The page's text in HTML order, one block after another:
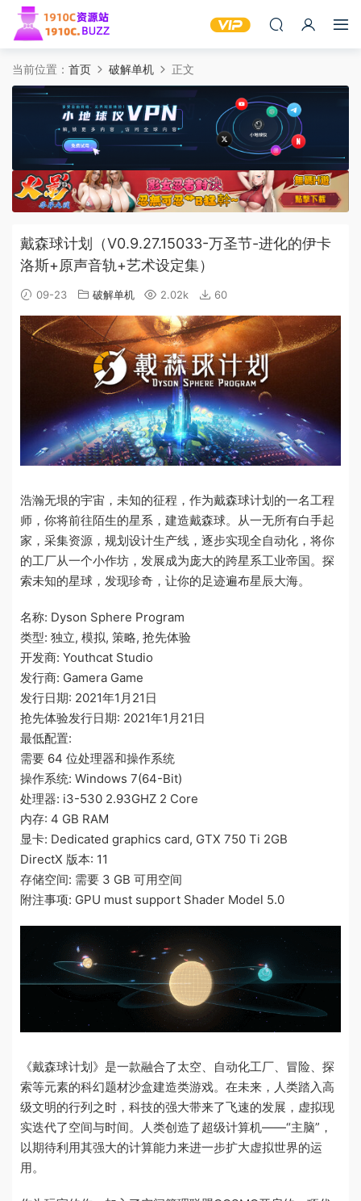
当前位置： 首页 破解单机 正文
戴森球计划（V0.9.27.15033-万圣节-进化的伊卡
洛斯+原声音轨+艺术设定集）
09-23 破解单机 2.02k 60
浩瀚无垠的宇宙，未知的征程，作为戴森球计划的一名工程
师，你将前往陌生的星系，建造戴森球。从一无所有白手起
家，采集资源，规划设计生产线，逐步实现全自动化，将你
的工厂从一个小作坊，发展成为庞大的跨星系工业帝国。探
索未知的星球，发现珍奇，让你的足迹遍布星辰大海。
名称: Dyson Sphere Program
类型: 独立, 模拟, 策略, 抢先体验
开发商: Youthcat Studio
发行商: Gamera Game
发行日期: 2021年1月21日
抢先体验发行日期: 2021年1月21日
最低配置:
需要 64 位处理器和操作系统
操作系统: Windows 7(64-Bit)
处理器: i3-530 2.93GHZ 2 Core
内存: 4 GB RAM
显卡: Dedicated graphics card, GTX 750 Ti 2GB
DirectX 版本: 11
存储空间: 需要 3 GB 可用空间
附注事项: GPU must support Shader Model 5.0
《戴森球计划》是一款融合了太空、自动化工厂、冒险、探
索等元素的科幻题材沙盒建造类游戏。在未来，人类踏入高
级文明的行列之时，科技的强大带来了飞速的发展，虚拟现
实迭代了空间与时间。人类创造了超级计算机——“主脑”，
以期待利用其强大的计算能力来进一步扩大虚拟世界的运
用。